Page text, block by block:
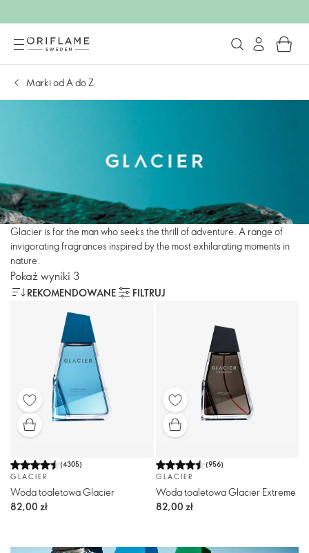
Marki od A do Z
Glacier is for the man who seeks the thrill of adventure. A range of
invigorating fragrances inspired by the most exhilarating moments in
nature.
Pokaż wyniki 3
REKOMENDOWANE FILTRUJ
(4305)
GLACIER
Woda toaletowa Glacier
82,00 zł
(956)
GLACIER
Woda toaletowa Glacier Extreme
82,00 zł